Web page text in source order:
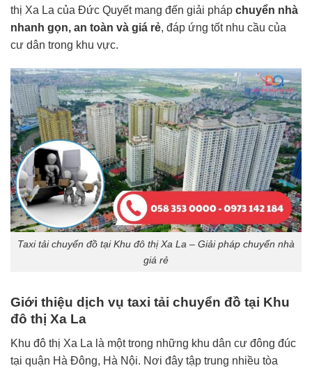
thị Xa La của Đức Quyết mang đến giải pháp chuyển nhà
nhanh gọn, an toàn và giá rẻ, đáp ứng tốt nhu cầu của
cư dân trong khu vực.
Taxi tải chuyển đồ tại Khu đô thị Xa La – Giải pháp chuyển nhà
giá rẻ
Giới thiệu dịch vụ taxi tải chuyển đồ tại Khu
đô thị Xa La
Khu đô thị Xa La là một trong những khu dân cư đông đúc
tại quận Hà Đông, Hà Nội. Nơi đây tập trung nhiều tòa